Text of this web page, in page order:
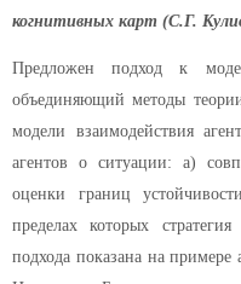
когнитивных карт (С.Г.
Предложен подход к
объединяющий методы
модели взаимодействия
агентов о ситуации: а)
оценки границ
пределах которых
подхода показана на примере